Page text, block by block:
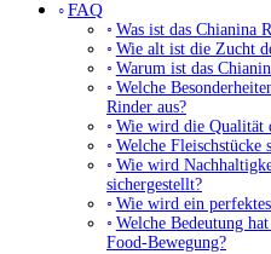
FAQ
Was ist das Chianina
Wie alt ist die Zucht
Warum ist das
Welche
Rinder aus?
Wie wird die Qualität
Welche Fleischstücke
Wie wird
sichergestellt?
Wie wird ein
Welche Bedeutung
Food-Bewegung?